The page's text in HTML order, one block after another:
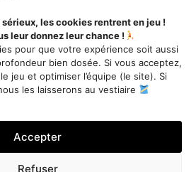
les cookies rentrent en jeu !
leur donnez leur chance !
pour que votre expérience soit aussi
bien dosée. Si vous acceptez,
jeu et optimiser l’équipe (le site). Si
les laisserons au vestiaire
Accepter
Refuser